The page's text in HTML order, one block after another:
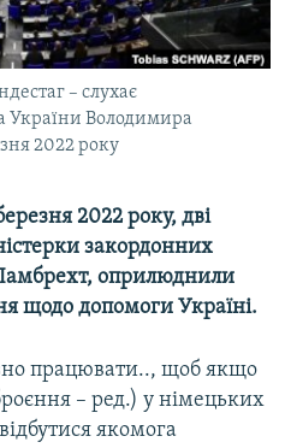
– слухає
України Володимира
2022 року
2022 року, дві
закордонних
оприлюднили
щодо допомоги Україні.
працювати.., щоб якщо
– ред.) у німецьких
якомога